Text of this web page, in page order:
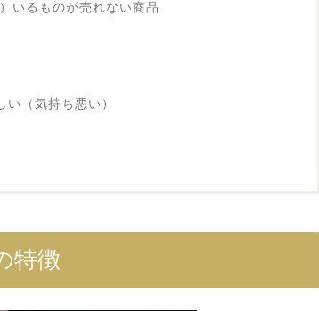
いるものが売れない商品
（気持ち悪い）
特徴